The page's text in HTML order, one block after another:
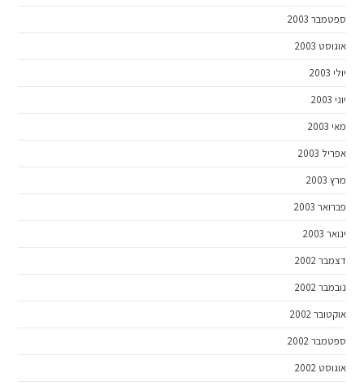
ספטמבר 2003
אוגוסט 2003
יולי 2003
יוני 2003
מאי 2003
אפריל 2003
מרץ 2003
פברואר 2003
ינואר 2003
דצמבר 2002
נובמבר 2002
אוקטובר 2002
ספטמבר 2002
אוגוסט 2002